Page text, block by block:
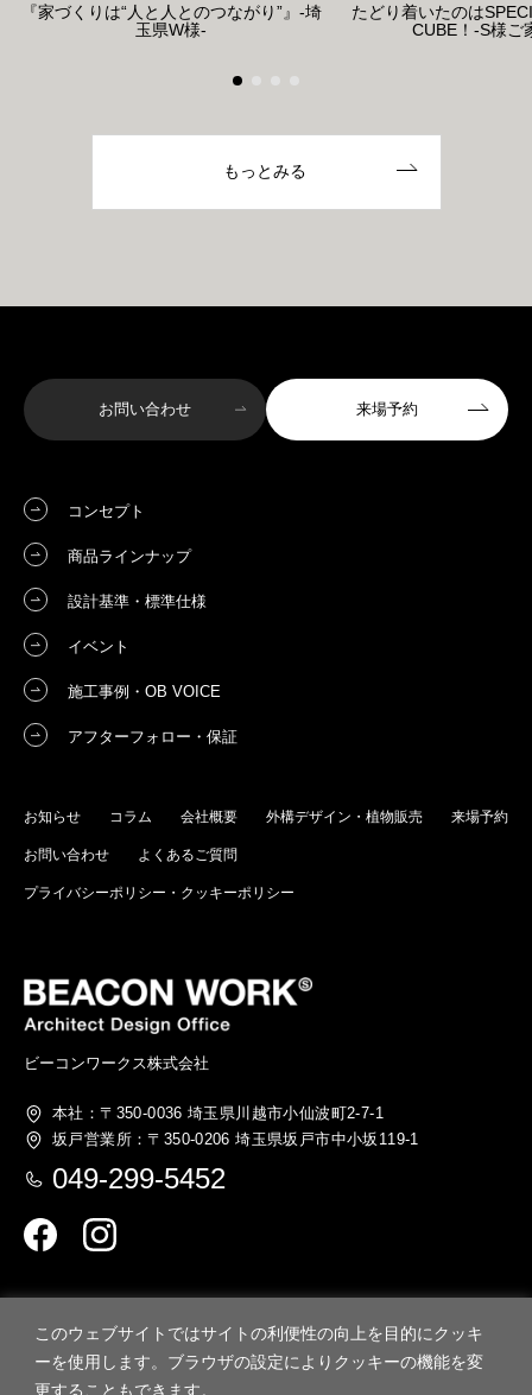
このウェブサイトではサイトの利便性の向上を目的にクッキ
ーを使用します。ブラウザの設定によりクッキーの機能を変
更することもできます。
『家づくりは“人と人とのつながり”』-埼
玉県W様-
たどり着いたのは
CUBE！-S様ご
もっとみる
ビーコンワークス株式会社
本社：〒350-0036 埼玉県川越市小仙波町2-7-1
坂戸営業所：〒350-0206 埼玉県坂戸市中小坂119-1
049-299-5452
コンセプト
商品ラインナップ
設計基準・標準仕様
イベント
施工事例・OB VOICE
アフターフォロー・保証
お知らせ コラム 会社概要 外構デザイン・植物販売 来場予約
お問い合わせ よくあるご質問
プライバシーポリシー・クッキーポリシー
お問い合わせ 来場予約